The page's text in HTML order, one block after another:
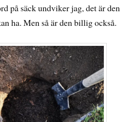
på säck undviker jag, det är den
ha. Men så är den billig också.